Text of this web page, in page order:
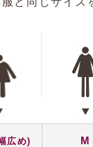
広め) M